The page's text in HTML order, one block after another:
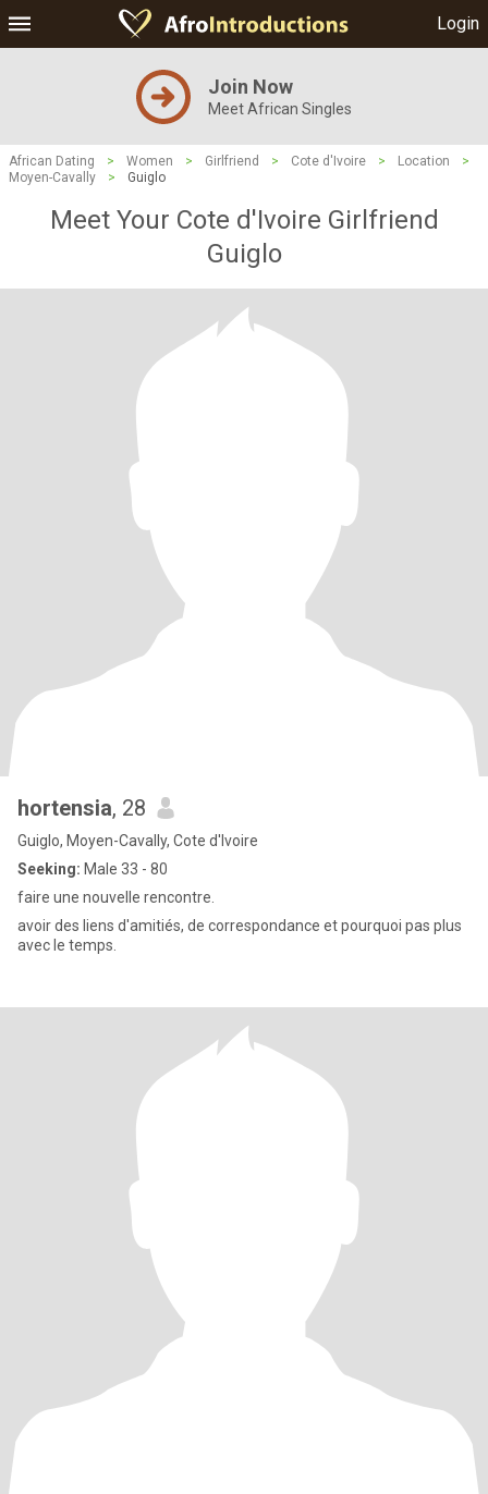
Login
Join Now
Meet African Singles
African Dating > Women > Girlfriend > Cote d'Ivoire > Location
>
Moyen-Cavally
> Guiglo
Meet Your Cote d'Ivoire Girlfriend
Guiglo
hortensia, 28
Guiglo, Moyen-Cavally, Cote d'Ivoire
Seeking: Male 33 - 80
faire une nouvelle rencontre.
avoir des liens d'amitiés, de correspondance et pourquoi pas plus
avec le temps.